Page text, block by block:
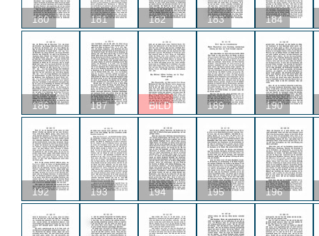
180 181 182 183 184
186 187 BILD 189 190
192 193 194 195 196